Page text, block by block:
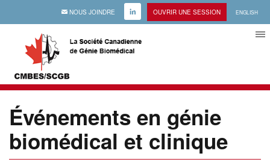
EMAIL NOUS JOINDRE LINKEDIN OUVRIR UNE SESSION ENGLISH
Événements en génie
biomédical et clinique